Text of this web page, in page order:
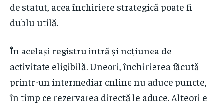
de statut, acea închiriere strategică poate fi
dublu utilă.
În același registru intră și noțiunea de
activitate eligibilă. Uneori, închirierea făcută
printr-un intermediar online nu aduce puncte,
în timp ce rezervarea directă le aduce. Alteori e